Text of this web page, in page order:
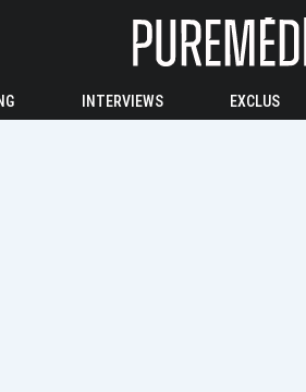
INTERVIEWS EXCLUS